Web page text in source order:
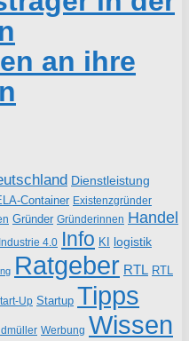
an ihre
Dienstleistung
Container Existenzgründer
Gründer Gründerinnen Handel
Industrie 4.0 Info KI logistik
Ratgeber RTL RTL
Up Startup Tipps
Werbung Wissen